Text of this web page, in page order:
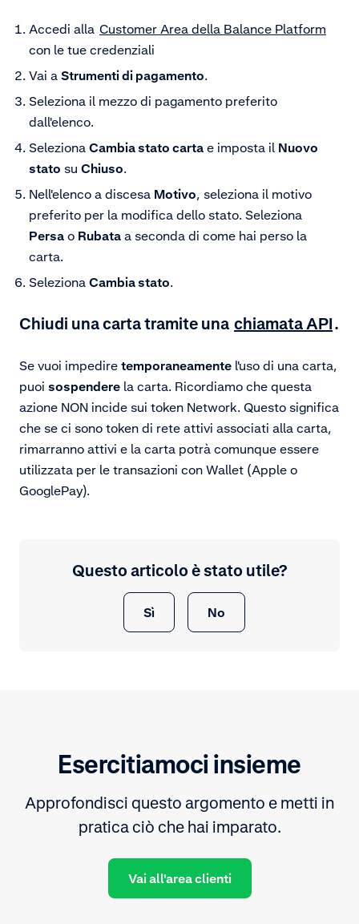
Accedi alla Customer Area della Balance Platform
con le tue credenziali
Vai a Strumenti di pagamento.
Seleziona il mezzo di pagamento preferito
dall'elenco.
Seleziona Cambia stato carta e imposta il Nuovo
stato su Chiuso.
Nell'elenco a discesa Motivo, seleziona il motivo
preferito per la modifica dello stato. Seleziona
Persa o Rubata a seconda di come hai perso la
carta.
Seleziona Cambia stato.
Chiudi una carta tramite una chiamata API.
Se vuoi impedire temporaneamente l'uso di una carta,
puoi sospendere la carta. Ricordiamo che questa
azione NON incide sui token Network. Questo significa
che se ci sono token di rete attivi associati alla carta,
rimarranno attivi e la carta potrà comunque essere
utilizzata per le transazioni con Wallet (Apple o
GooglePay).
Questo articolo è stato utile?
Sì No
Esercitiamoci insieme
Approfondisci questo argomento e metti in
pratica ciò che hai imparato.
Vai all'area clienti